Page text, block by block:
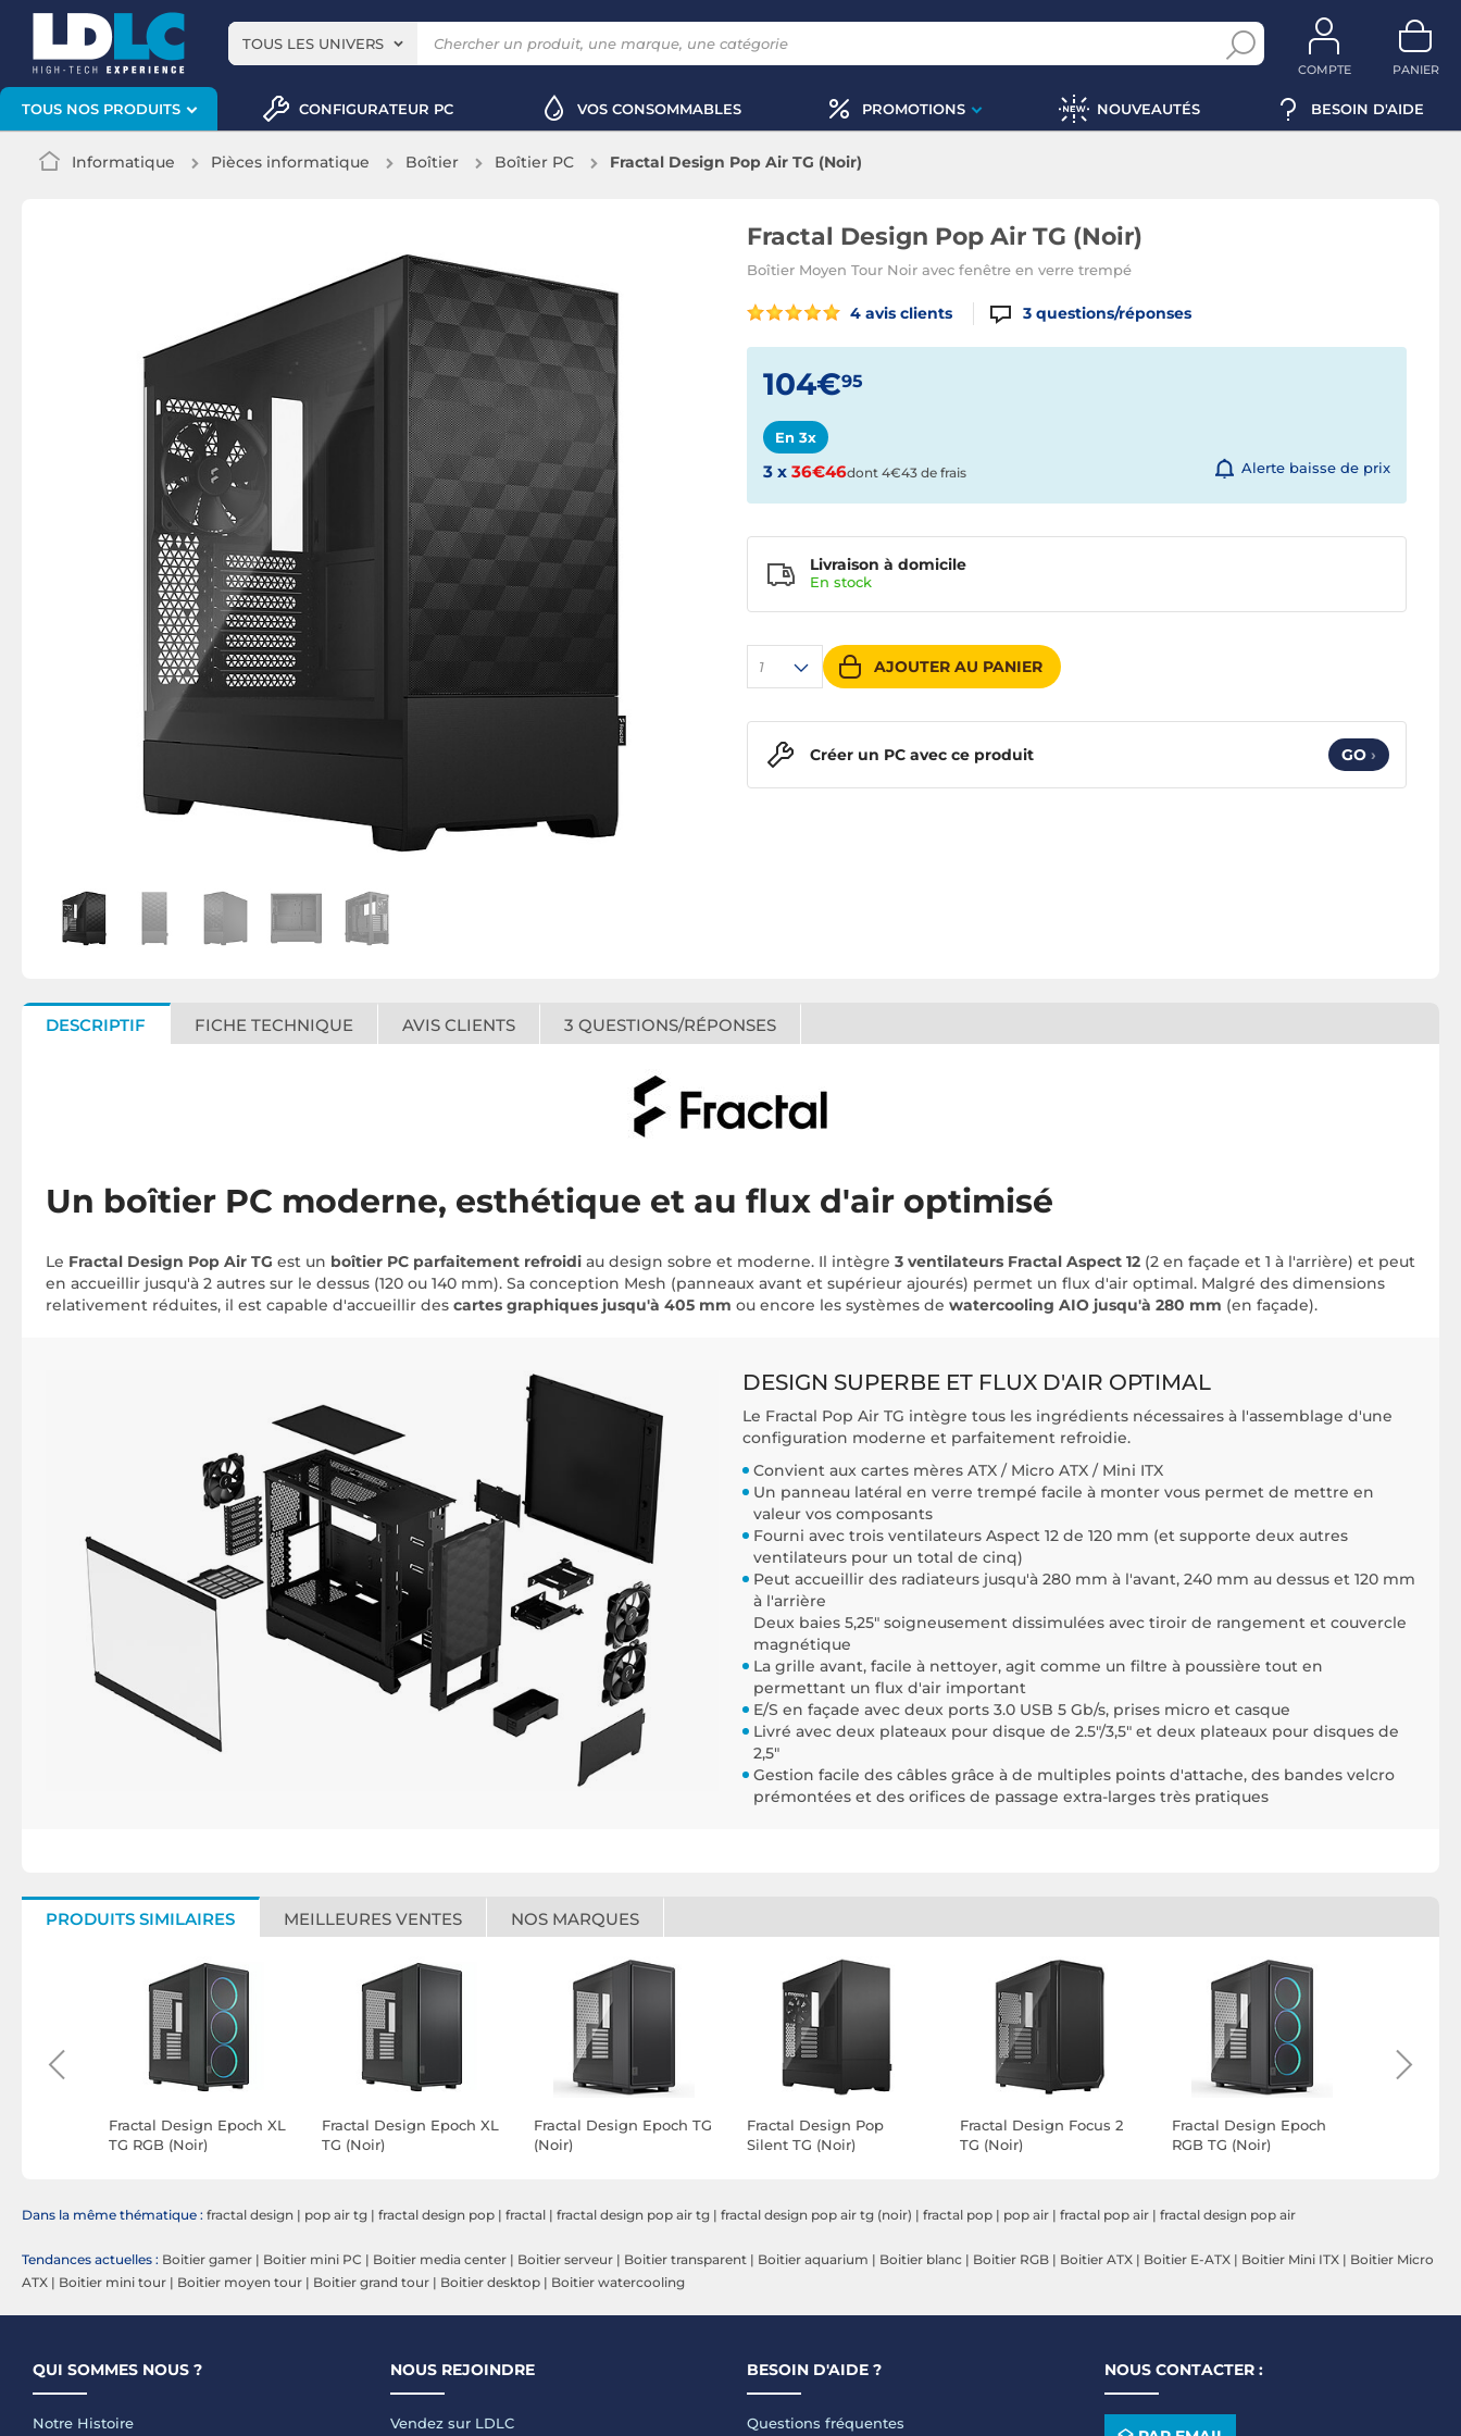
TOUS LES UNIVERS
COMPTE PANIER
TOUS NOS PRODUITS CONFIGURATEUR PC VOS CONSOMMABLES PROMOTIONS NOUVEAUTÉS BESOIN D'AIDE
Informatique Pièces informatique Boîtier Boîtier PC Fractal Design Pop Air TG (Noir)
Fractal Design Pop Air TG (Noir)
Boîtier Moyen Tour Noir avec fenêtre en verre trempé
4 avis clients 3 questions/réponses
104€95
En 3x
3 x 36€46dont 4€43 de frais Alerte baisse de prix
1 AJOUTER AU PANIER
Livraison à domicile
En stock
Créer un PC avec ce produit GO ›
DESCRIPTIF FICHE TECHNIQUE AVIS CLIENTS 3 QUESTIONS/RÉPONSES
Un boîtier PC moderne, esthétique et au flux d'air optimisé
Le Fractal Design Pop Air TG est un boîtier PC parfaitement refroidi au design sobre et moderne. Il intègre 3 ventilateurs Fractal Aspect 12 (2 en façade et 1 à l'arrière) et peut
en accueillir jusqu'à 2 autres sur le dessus (120 ou 140 mm). Sa conception Mesh (panneaux avant et supérieur ajourés) permet un flux d'air optimal. Malgré des dimensions
relativement réduites, il est capable d'accueillir des cartes graphiques jusqu'à 405 mm ou encore les systèmes de watercooling AIO jusqu'à 280 mm (en façade).
DESIGN SUPERBE ET FLUX D'AIR OPTIMAL
Le Fractal Pop Air TG intègre tous les ingrédients nécessaires à l'assemblage d'une
configuration moderne et parfaitement refroidie.
Convient aux cartes mères ATX / Micro ATX / Mini ITX
Un panneau latéral en verre trempé facile à monter vous permet de mettre en
valeur vos composants
Fourni avec trois ventilateurs Aspect 12 de 120 mm (et supporte deux autres
ventilateurs pour un total de cinq)
Peut accueillir des radiateurs jusqu'à 280 mm à l'avant, 240 mm au dessus et 120 mm
à l'arrière
Deux baies 5,25" soigneusement dissimulées avec tiroir de rangement et couvercle
magnétique
La grille avant, facile à nettoyer, agit comme un filtre à poussière tout en
permettant un flux d'air important
E/S en façade avec deux ports 3.0 USB 5 Gb/s, prises micro et casque
Livré avec deux plateaux pour disque de 2.5"/3,5" et deux plateaux pour disques de
2,5"
Gestion facile des câbles grâce à de multiples points d'attache, des bandes velcro
prémontées et des orifices de passage extra-larges très pratiques
PRODUITS SIMILAIRES MEILLEURES VENTES NOS MARQUES
Fractal Design Epoch XL
TG RGB (Noir)
Fractal Design Epoch XL
TG (Noir)
Fractal Design Epoch TG
(Noir)
Fractal Design Pop
Silent TG (Noir)
Fractal Design Focus 2
TG (Noir)
Fractal Design Epoch
RGB TG (Noir)
Dans la même thématique : fractal design | pop air tg | fractal design pop | fractal | fractal design pop air tg | fractal design pop air tg (noir) | fractal pop | pop air | fractal pop air | fractal design pop air
Tendances actuelles : Boitier gamer | Boitier mini PC | Boitier media center | Boitier serveur | Boitier transparent | Boitier aquarium | Boitier blanc | Boitier RGB | Boitier ATX | Boitier E-ATX | Boitier Mini ITX | Boitier Micro
ATX | Boitier mini tour | Boitier moyen tour | Boitier grand tour | Boitier desktop | Boitier watercooling
QUI SOMMES NOUS ?
Notre Histoire
NOUS REJOINDRE
Vendez sur LDLC
BESOIN D'AIDE ?
Questions fréquentes
NOUS CONTACTER :